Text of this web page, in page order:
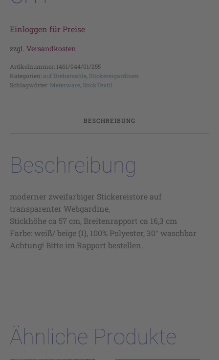
Einloggen für Preise
zzgl. Versandkosten
Artikelnummer: 1461/944/01/255
Kategorien: auf Drehersable Stickereigardinen
Schlagwörter: Meterware StickTextil
BESCHREIBUNG
Beschreibung
moderner zweifarbiger Stickereistore auf
transparenter Webgardine,
Stickhöhe ca 57 cm, Breitenrapport ca 16,3 cm
Farbe: weiß/ beige (1), 100% Polyester, 30° waschbar
Achtung! Bitte im Rapport bestellen.
Ähnliche Produkte